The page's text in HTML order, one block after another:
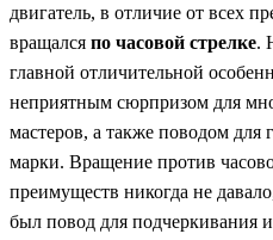
двигатель, в отличие от всех
вращался по часовой стрелке.
главной отличительной
неприятным сюрпризом для
мастеров, а также поводом для
марки. Вращение против
преимуществ никогда не
был повод для подчеркивания